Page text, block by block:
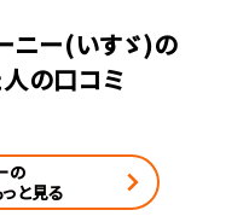
ニー(いすゞ)の
の口コミ
の
と見る